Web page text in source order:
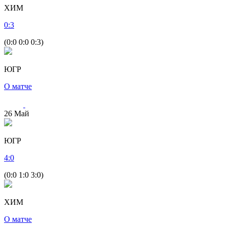
ХИМ
0:3
(0:0 0:0 0:3)
ЮГР
О матче
26 Май
ЮГР
4:0
(0:0 1:0 3:0)
ХИМ
О матче